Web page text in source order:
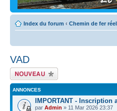
Index du forum ‹ Chemin de fer réel
VAD
Écrire un nouveau
sujet
ANNONCES
IMPORTANT -
par Admin » 11 Mar 2026 23:37